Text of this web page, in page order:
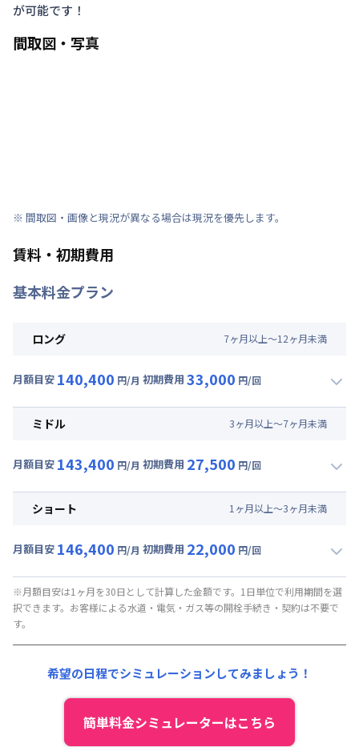
が可能です！
間取図・写真
※ 間取図・画像と現況が異なる場合は現況を優先します。
賃料・初期費用
基本料金プラン
ロング 7ヶ月以上～12ヶ月未満
月額目安 140,400 円/月 初期費用 33,000 円/回
月額賃料目安(30日利用)
光熱費他 : 24,000円/月 (800円/日) (税抜)
その他費用 :
初期費用
ミドル 3ヶ月以上～7ヶ月未満
月額目安 143,400 円/月 初期費用 27,500 円/回
月額賃料目安(30日利用)
光熱費他 : 24,000円/月 (800円/日) (税抜)
その他費用 :
管理費: 24,000円/月 (800円/日)
初期費用
ショート 1 ヶ月以上～3ヶ月未満
月額目安 146,400 円/月 初期費用 22,000 円/回
月額賃料目安(30日利用)
賃料 : 96,000円/月 (3,200円/日)
光熱費他 :
その他費用 :
24,000円/月 (800円/日)
契約事務手数料 : 5,000円/回 (税抜)
※月額目安は1ヶ月を30日として計算した金額です。1日単位で利用期間を選
択できます。お客様による水道・電気・ガス等の開栓手続き・契約は不要で
す。
希望の日程でシミュレーションしてみましょう！
簡単料金シミュレーターはこちら